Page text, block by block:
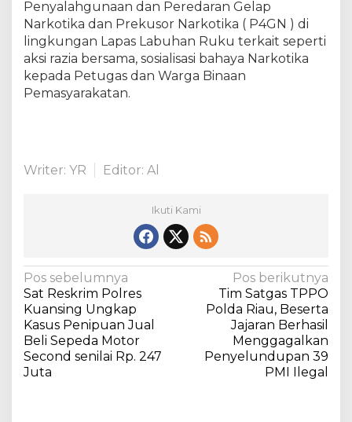
n
B
N
N
K
B
Penyalahgunaan dan Peredaran Gelap
Narkotika dan Prekusor Narkotika ( P4GN ) di
lingkungan Lapas Labuhan Ruku terkait seperti
aksi razia bersama, sosialisasi bahaya Narkotika
kepada Petugas dan Warga Binaan
Pemasyarakatan.
Writer: YR Editor: Al
Ikuti Kami
N
a
v
i
g
Pos sebelumnya
Sat Reskrim Polres
Kuansing Ungkap
Kasus Penipuan Jual
Beli Sepeda Motor
Second senilai Rp. 247
Juta
Pos berikutnya
Tim Satgas TPPO
Polda Riau, Beserta
Jajaran Berhasil
Menggagalkan
Penyelundupan 39
PMI Ilegal